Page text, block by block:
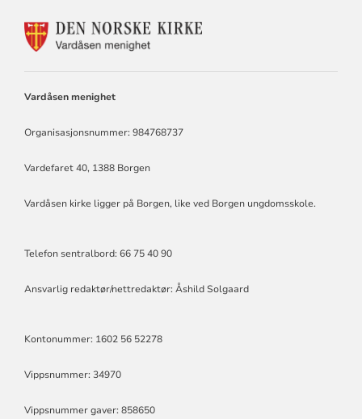
KONTAKTINFORMASJON
Vardåsen menighet
Organisasjonsnummer: 984768737
Vardefaret 40, 1388 Borgen
Vardåsen kirke ligger på Borgen, like ved Borgen ungdomsskole.
Telefon sentralbord: 66 75 40 90
Ansvarlig redaktør/nettredaktør: Åshild Solgaard
Kontonummer: 1602 56 52278
Vippsnummer: 34970
Vippsnummer gaver: 858650